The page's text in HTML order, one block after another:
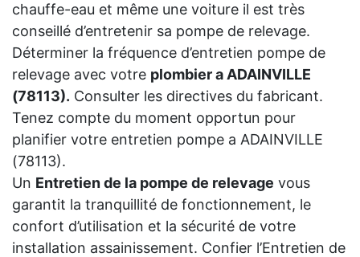
chauffe-eau et même une voiture il est très
conseillé d’entretenir sa pompe de relevage.
Déterminer la fréquence d’entretien pompe de
relevage avec votre plombier a ADAINVILLE
(78113). Consulter les directives du fabricant.
Tenez compte du moment opportun pour
planifier votre entretien pompe a ADAINVILLE
(78113).
Un Entretien de la pompe de relevage vous
garantit la tranquillité de fonctionnement, le
confort d’utilisation et la sécurité de votre
installation assainissement. Confier l’Entretien de